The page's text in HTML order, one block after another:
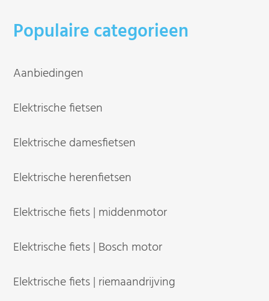
Populaire categorieen
Aanbiedingen
Elektrische fietsen
Elektrische damesfietsen
Elektrische herenfietsen
Elektrische fiets | middenmotor
Elektrische fiets | Bosch motor
Elektrische fiets | riemaandrijving